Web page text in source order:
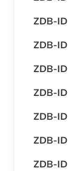
ZDB-ID
ZDB-ID
ZDB-ID
ZDB-ID
ZDB-ID
ZDB-ID
ZDB-ID